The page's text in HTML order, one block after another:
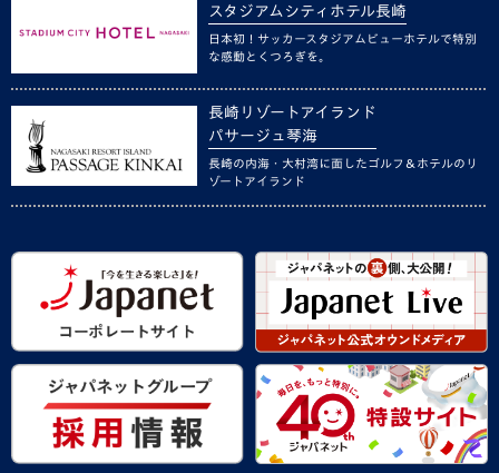
スタジアムシティホテル長崎
日本初！サッカースタジアムビューホテルで特別
な感動とくつろぎを。
長崎リゾートアイランド
パサージュ琴海
長崎の内海・大村湾に面したゴルフ＆ホテルのリ
ゾートアイランド